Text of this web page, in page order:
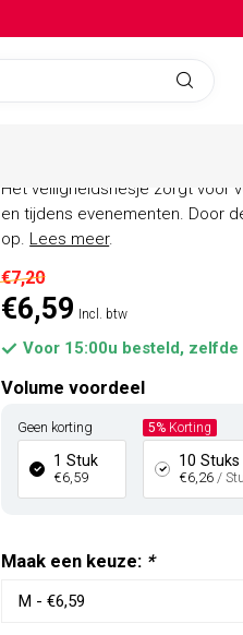
Het veiligheidshesje zorgt voor
en tijdens evenementen. Door
op. Lees meer.
€7,20
€6,59 Incl. btw
Voor 15:00u besteld, zelfde
Volume voordeel
Geen korting
1 Stuk
€6,59
5% Korting
10 Stuks
€6,26 /
Maak een keuze: *